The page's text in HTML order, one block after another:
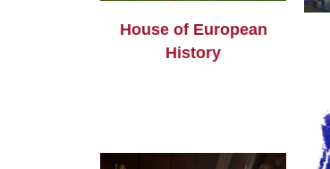
House of European
History